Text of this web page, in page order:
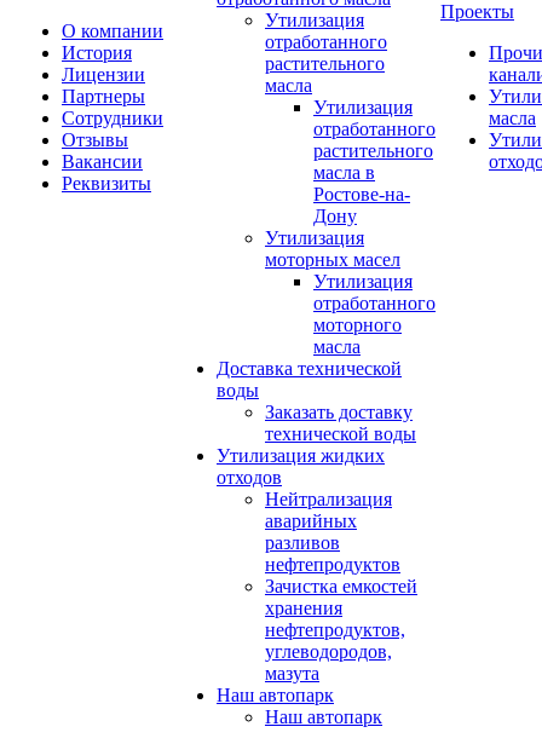
О компании
История
Лицензии
Партнеры
Сотрудники
Отзывы
Вакансии
Реквизиты
Утилизация
отработанного
растительного
масла
Утилизация
отработанного
растительного
масла в
Ростове-на-
Дону
Утилизация
моторных масел
Утилизация
отработанного
моторного
масла
Доставка технической
воды
Заказать доставку
технической воды
Утилизация жидких
отходов
Нейтрализация
аварийных
разливов
нефтепродуктов
Зачистка емкостей
хранения
нефтепродуктов,
углеводородов,
мазута
Наш автопарк
Наш автопарк
Проекты
масла